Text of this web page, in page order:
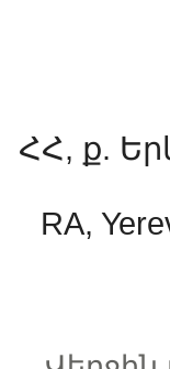
ՀՀ, ք.
RA,